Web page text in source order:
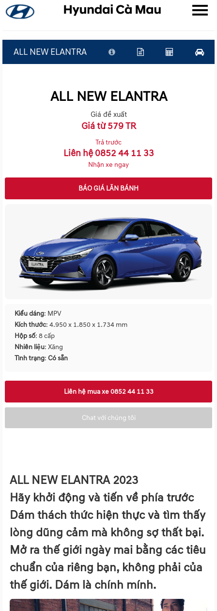
ALL NEW ELANTRA
ALL NEW ELANTRA
Giá đề xuất
Giá từ 579 TR
Trả trước
Liên hệ 0852 44 11 33
Nhận xe ngay
BÁO GIÁ LĂN BÁNH
Kiểu dáng: MPV
Kích thước: 4.950 x 1.850 x 1.734 mm
Hộp số: 8 cấp
Nhiên liệu: Xăng
Tình trạng: Có sẵn
Liên hệ mua xe 0852 44 11 33
Chat với chúng tôi
ALL NEW ELANTRA 2023
Hãy khởi động và tiến về phía trước
Dám thách thức hiện thực và tìm thấy
lòng dũng cảm mà không sợ thất bại.
Mở ra thế giới ngày mai bằng các tiêu
chuẩn của riêng bạn, không phải của
thế giới. Dám là chính mính.